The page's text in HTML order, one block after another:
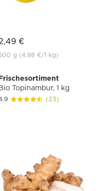
€
g (4,98 €/1 kg)
Topinambur, 1 kg
(23)